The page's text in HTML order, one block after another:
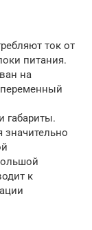
ток от
питания.
на
переменный
габариты.
к